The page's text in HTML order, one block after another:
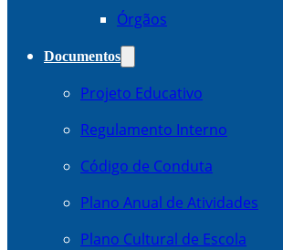
Órgãos
Documentos
Projeto Educativo
Regulamento Interno
Código de Conduta
Plano Anual de Atividades
Plano Cultural de Escola